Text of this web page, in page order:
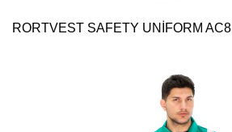
RORTVEST SAFETY UNİFORM AC8